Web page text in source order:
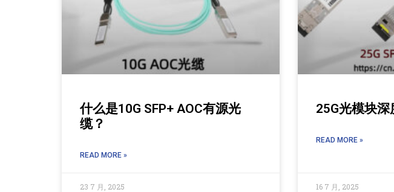
什么是10G SFP+ AOC有源光
缆？
READ MORE »
23 7 月, 2025
25G光模块深
READ MORE »
16 7 月, 2025